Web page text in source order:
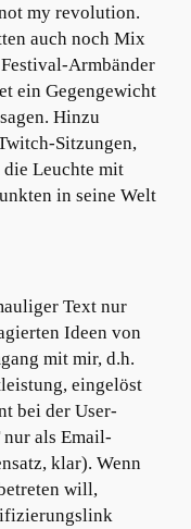
my revolution.
auch noch Mix
Armbänder
ein Gegengewicht
Hinzu
Sitzungen,
Leuchte mit
in seine Welt
Text nur
Ideen von
mit mir, d.h.
eingelöst
bei der User-
als Email-
klar). Wenn
will,